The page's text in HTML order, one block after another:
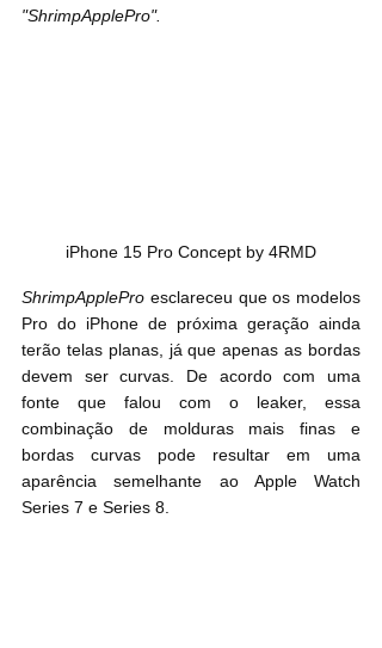
"ShrimpApplePro".
iPhone 15 Pro Concept by 4RMD
ShrimpApplePro esclareceu que os modelos
Pro do iPhone de próxima geração ainda
terão telas planas, já que apenas as bordas
devem ser curvas. De acordo com uma
fonte que falou com o leaker, essa
combinação de molduras mais finas e
bordas curvas pode resultar em uma
aparência semelhante ao Apple Watch
Series 7 e Series 8.